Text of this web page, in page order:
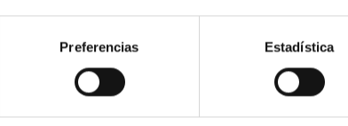
Preferencias Estadística
del nuevo criterio de interpretación de la
ciudadanos y a los abogados adscritos al Turno
ley para que el Turno de Oficio no esté